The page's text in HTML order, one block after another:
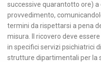
successive quarantotto ore) a
provvedimento,
termini da rispettarsi a pena
misura. Il ricovero deve
in specifici servizi psichiatrici
strutture dipartimentali per la